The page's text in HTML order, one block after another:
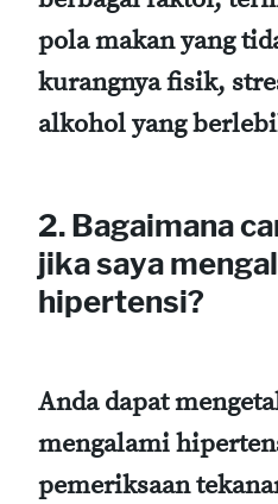
pola makan yang
kurangnya fisik,
alkohol yang
2. Bagaimana
jika saya
hipertensi?
Anda dapat
mengalami
pemeriksaan